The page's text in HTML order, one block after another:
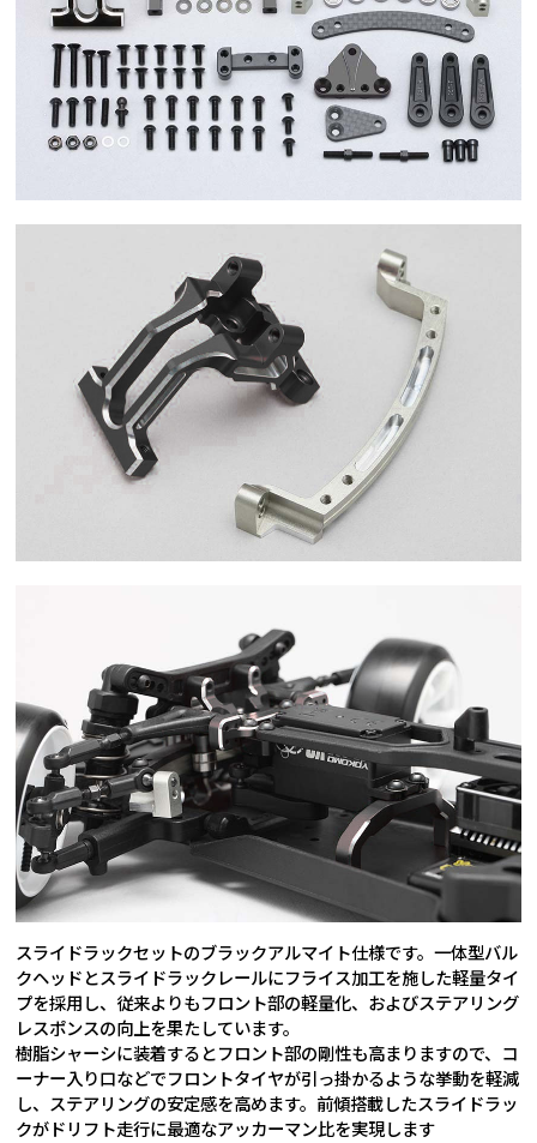
スライドラックセットのブラックアルマイト仕様です。一体型バル
クヘッドとスライドラックレールにフライス加工を施した軽量タイ
プを採用し、従来よりもフロント部の軽量化、およびステアリング
レスポンスの向上を果たしています。
樹脂シャーシに装着するとフロント部の剛性も高まりますので、コ
ーナー入り口などでフロントタイヤが引っ掛かるような挙動を軽減
し、ステアリングの安定感を高めます。前傾搭載したスライドラッ
クがドリフト走行に最適なアッカーマン比を実現します